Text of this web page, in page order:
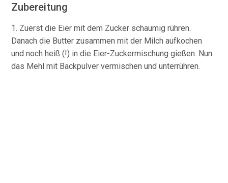
Zubereitung
1. Zuerst die Eier mit dem Zucker schaumig rühren.
Danach die Butter zusammen mit der Milch aufkochen
und noch heiß (!) in die Eier-Zuckermischung gießen. Nun
das Mehl mit Backpulver vermischen und unterrühren.